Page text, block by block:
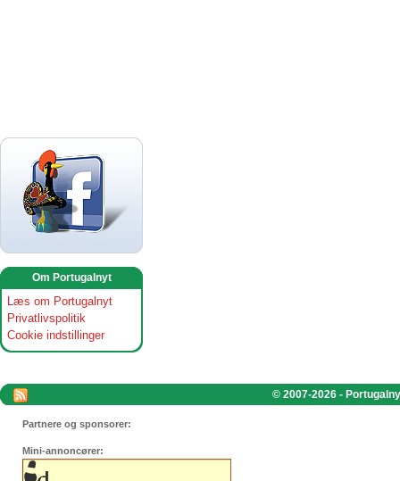
Om Portugalnyt
Læs om Portugalnyt
Privatlivspolitik
Cookie indstillinger
© 2007-2026 -
Partnere og sponsorer:
Mini-annoncører: